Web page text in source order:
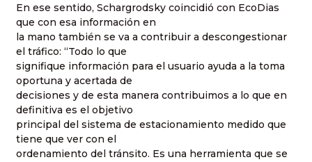
En ese sentido, Schargrodsky coincidió con EcoDias
que con esa información en
la mano también se va a contribuir a descongestionar
el tráfico: “Todo lo que
signifique información para el usuario ayuda a la toma
oportuna y acertada de
decisiones y de esta manera contribuimos a lo que en
definitiva es el objetivo
principal del sistema de estacionamiento medido que
tiene que ver con el
ordenamiento del tránsito. Es una herramienta que se